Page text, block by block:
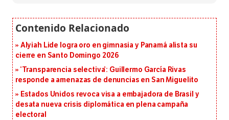
Alyiah Lide logra oro en gimnasia y Panamá alista su
cierre en Santo Domingo 2026
‘Transparencia selectiva’: Guillermo García Rivas
responde a amenazas de denuncias en San Miguelito
Estados Unidos revoca visa a embajadora de Brasil y
desata nueva crisis diplomática en plena campaña
electoral